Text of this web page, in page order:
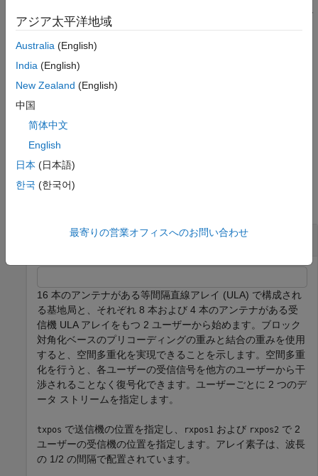
プリコーディングの重みと結合の重みによってチャネルが独立し
たサブチャネルに対角化され、
wp*chanmat{k}*wc{k}
例
[wp
例
例
ブロック対角重みを使用した空間多重化
16 本のアンテナがある等間隔直線アレイ (ULA) で構成され
る基地局と、それぞれ 8 本および 4 本のアンテナがある受
信機 ULA アレイをもつ 2 ユーザーから始めます。ブロック
対角化ベースのプリコーディングの重みと結合の重みを使用
すると、空間多重化を実現できることを示します。空間多重
化を行うと、各ユーザーの受信信号を他方のユーザーから干
渉されることなく復号化できます。ユーザーごとに 2 つのデ
ータ ストリームを指定します。
txpos で送信機の位置を指定し、 rxpos1 および rxpos2 で 2
ユーザーの受信機の位置を指定します。アレイ素子は、波長
の 1/2 の間隔で配置されています。
アジア太平洋地域
Australia (English)
India (English)
New Zealand (English)
中国
简体中文
English
日本 (日本語)
한국 (한국어)
最寄りの営業オフィスへのお問い合わせ